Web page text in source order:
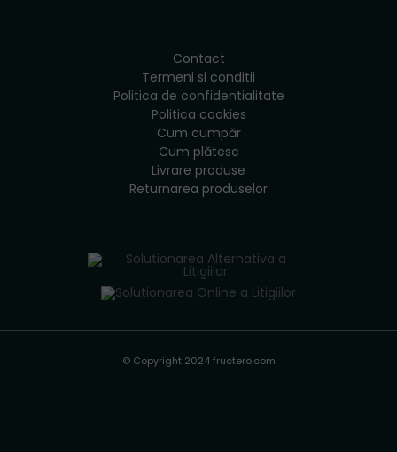
Contact
Termeni si conditii
Politica de confidentialitate
Politica cookies
Cum cumpăr
Cum plătesc
Livrare produse
Returnarea produselor
© Copyright 2024 fructero.com